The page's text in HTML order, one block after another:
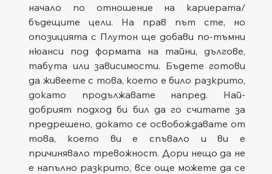
начало по отношение на кариерата/
бъдещите цели. На прав път сте, но
опозицията с Плутон ще добави по-тъмни
нюанси под формата на тайни, дългове,
табута или зависимости. Бъдете готови
да живеете с това, което е било разкрито,
докато продължавате напред. Най-
добрият подход би бил да го считате за
предрешено, докато се освобождавате от
това, което ви е спъвало и ви е
причинявало тревожност. Дори нещо да не
е напълно разкрито, все още можете да се